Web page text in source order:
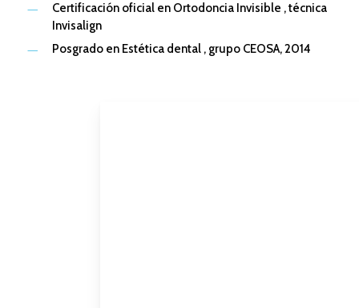
Certificación oficial en Ortodoncia Invisible , técnica
Invisalign
Posgrado en Estética dental , grupo CEOSA, 2014